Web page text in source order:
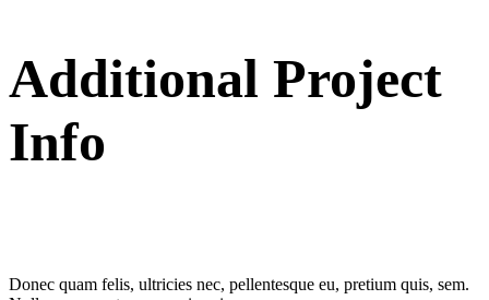
Additional Project
Info
Donec quam felis, ultricies nec, pellentesque eu, pretium quis, sem.